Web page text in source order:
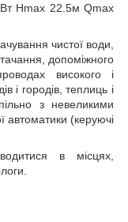
Hmax 22.5м Qmax
чистої води,
допоміжного
високого і
і городів, теплиць і
з невеликими
автоматики (керуючі
в місцях,